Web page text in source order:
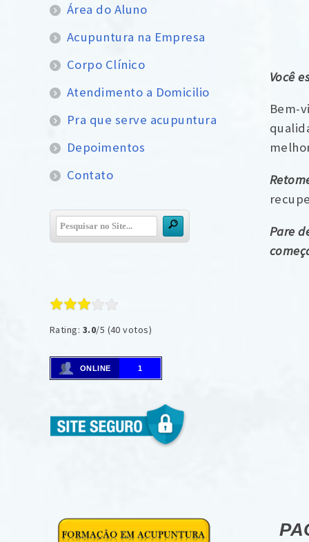
Área do Aluno
Acupuntura na Empresa
Corpo Clínico
Atendimento a Domicilio
Pra que serve acupuntura
Depoimentos
Contato
Rating: 3.0/5 (40 votos)
ONLINE 1
Você
Bem-
Pare